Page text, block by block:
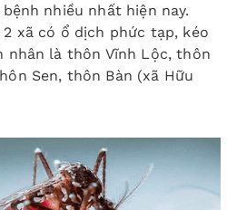
nhiều nhất hiện nay.
xã có ổ dịch phức tạp, kéo
nhân là thôn Vĩnh Lộc, thôn
Sen, thôn Bàn (xã Hữu